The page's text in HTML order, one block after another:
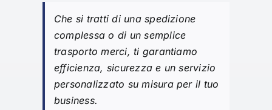
Che si tratti di una spedizione
complessa o di un semplice
trasporto merci, ti garantiamo
efficienza, sicurezza e un servizio
personalizzato su misura per il tuo
business.